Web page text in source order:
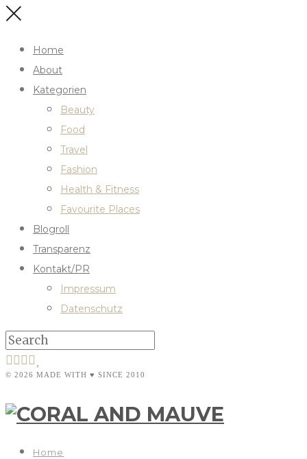
Home
About
Kategorien
Beauty
Food
Travel
Fashion
Health & Fitness
Favourite Places
Blogroll
Transparenz
Kontakt/PR
Impressum
Datenschutz
© 2026 MADE WITH ♥ SINCE 2010
Home